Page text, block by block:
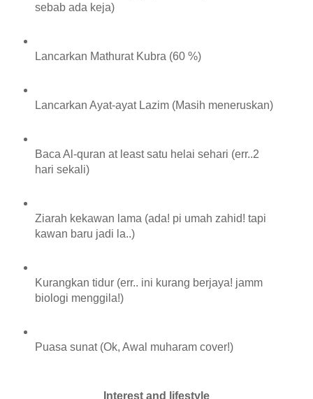
sebab ada keja)
Lancarkan Mathurat Kubra (60 %)
Lancarkan Ayat-ayat Lazim (Masih meneruskan)
Baca Al-quran at least satu helai sehari (err..2
hari sekali)
Ziarah kekawan lama (ada! pi umah zahid! tapi
kawan baru jadi la..)
Kurangkan tidur (err.. ini kurang berjaya! jamm
biologi menggila!)
Puasa sunat (Ok, Awal muharam cover!)
Interest and lifestyle